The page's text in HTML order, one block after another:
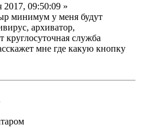
2017, 09:50:09 »
минимум у меня будут
архиватор,
круглосуточная служба
мне где какую кнопку